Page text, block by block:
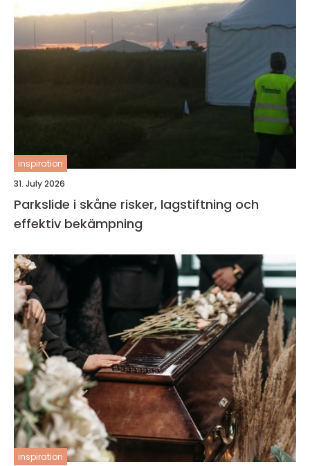
inspiration
31. July 2026
Parkslide i skåne risker, lagstiftning och
effektiv bekämpning
inspiration